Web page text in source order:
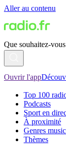
Aller au contenu
Que souhaitez-
Ouvrir l'app
Top 100
Podcasts
Sport en
À proximité
Genres
Thèmes